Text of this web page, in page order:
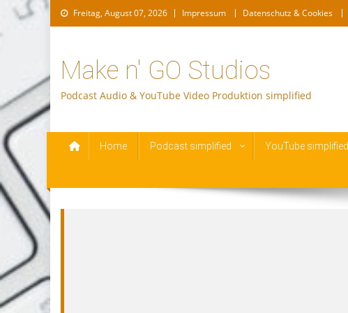
Skip
to
Freitag, August 07, 2026 Impressum Datenschutz & Cookies
Make n' GO Studios
Podcast Audio & YouTube Video Produktion simplified
Home Podcast simplified YouTube simplified